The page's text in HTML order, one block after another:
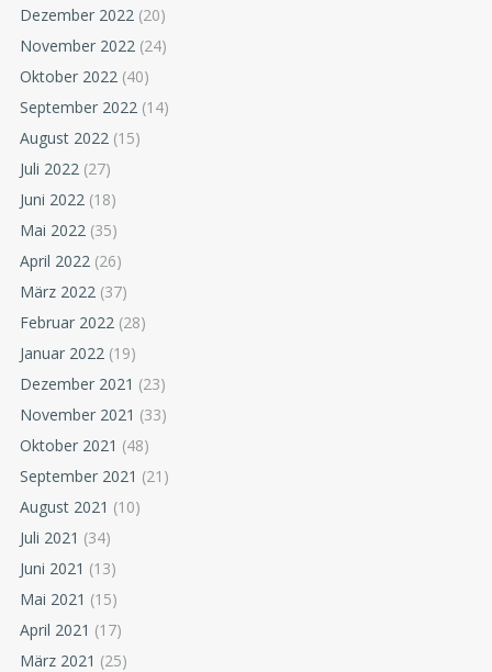
Dezember 2022 (20)
November 2022 (24)
Oktober 2022 (40)
September 2022 (14)
August 2022 (15)
Juli 2022 (27)
Juni 2022 (18)
Mai 2022 (35)
April 2022 (26)
März 2022 (37)
Februar 2022 (28)
Januar 2022 (19)
Dezember 2021 (23)
November 2021 (33)
Oktober 2021 (48)
September 2021 (21)
August 2021 (10)
Juli 2021 (34)
Juni 2021 (13)
Mai 2021 (15)
April 2021 (17)
März 2021 (25)